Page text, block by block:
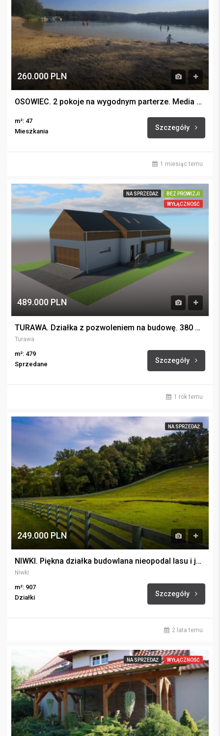
260.000 PLN
OSOWIEC. 2 pokoje na wygodnym parterze. Media miejskie.
m²: 47
Mieszkania
Szczegóły
1 miesiąc temu
NA SPRZEDAŻ
BEZ PROWIZJI
WYŁĄCZNOŚĆ
489.000 PLN
TURAWA. Działka z pozwoleniem na budowę. 380 m od Jeziora.
Turawa
m²: 479
Sprzedane
Szczegóły
1 rok temu
NA SPRZEDAŻ
249.000 PLN
NIWKI. Piękna działka budowlana nieopodal lasu i jeziora.
Niwki
m²: 907
Działki
Szczegóły
2 lata temu
NA SPRZEDAŻ WYŁĄCZNOŚĆ